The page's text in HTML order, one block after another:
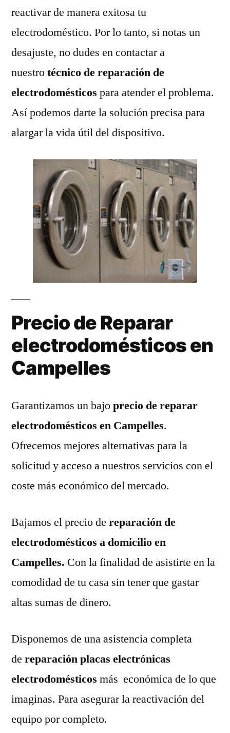
reactivar de manera exitosa tu
electrodoméstico. Por lo tanto, si notas un
desajuste, no dudes en contactar a
nuestrotécnico de reparación de
electrodomésticos para atender el problema.
Así podemos darte la solución precisa para
alargar la vida útil del dispositivo.
Precio de Reparar
electrodomésticos en
Campelles
Garantizamos un bajoprecio de reparar
electrodomésticos en Campelles.
Ofrecemos mejores alternativas para la
solicitud y acceso a nuestros servicios con el
coste más económico del mercado.
Bajamos el precio de reparación de
electrodomésticos a domicilio en
Campelles. Con la finalidad de asistirte en la
comodidad de tu casa sin tener que gastar
altas sumas de dinero.
Disponemos de una asistencia completa
de reparación placas electrónicas
electrodomésticos más económica de lo que
imaginas. Para asegurar la reactivación del
equipo por completo.